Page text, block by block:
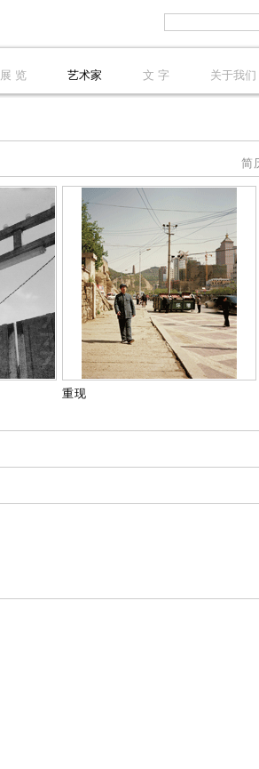
展 览 艺术家 文 字 关于我们
简
重现